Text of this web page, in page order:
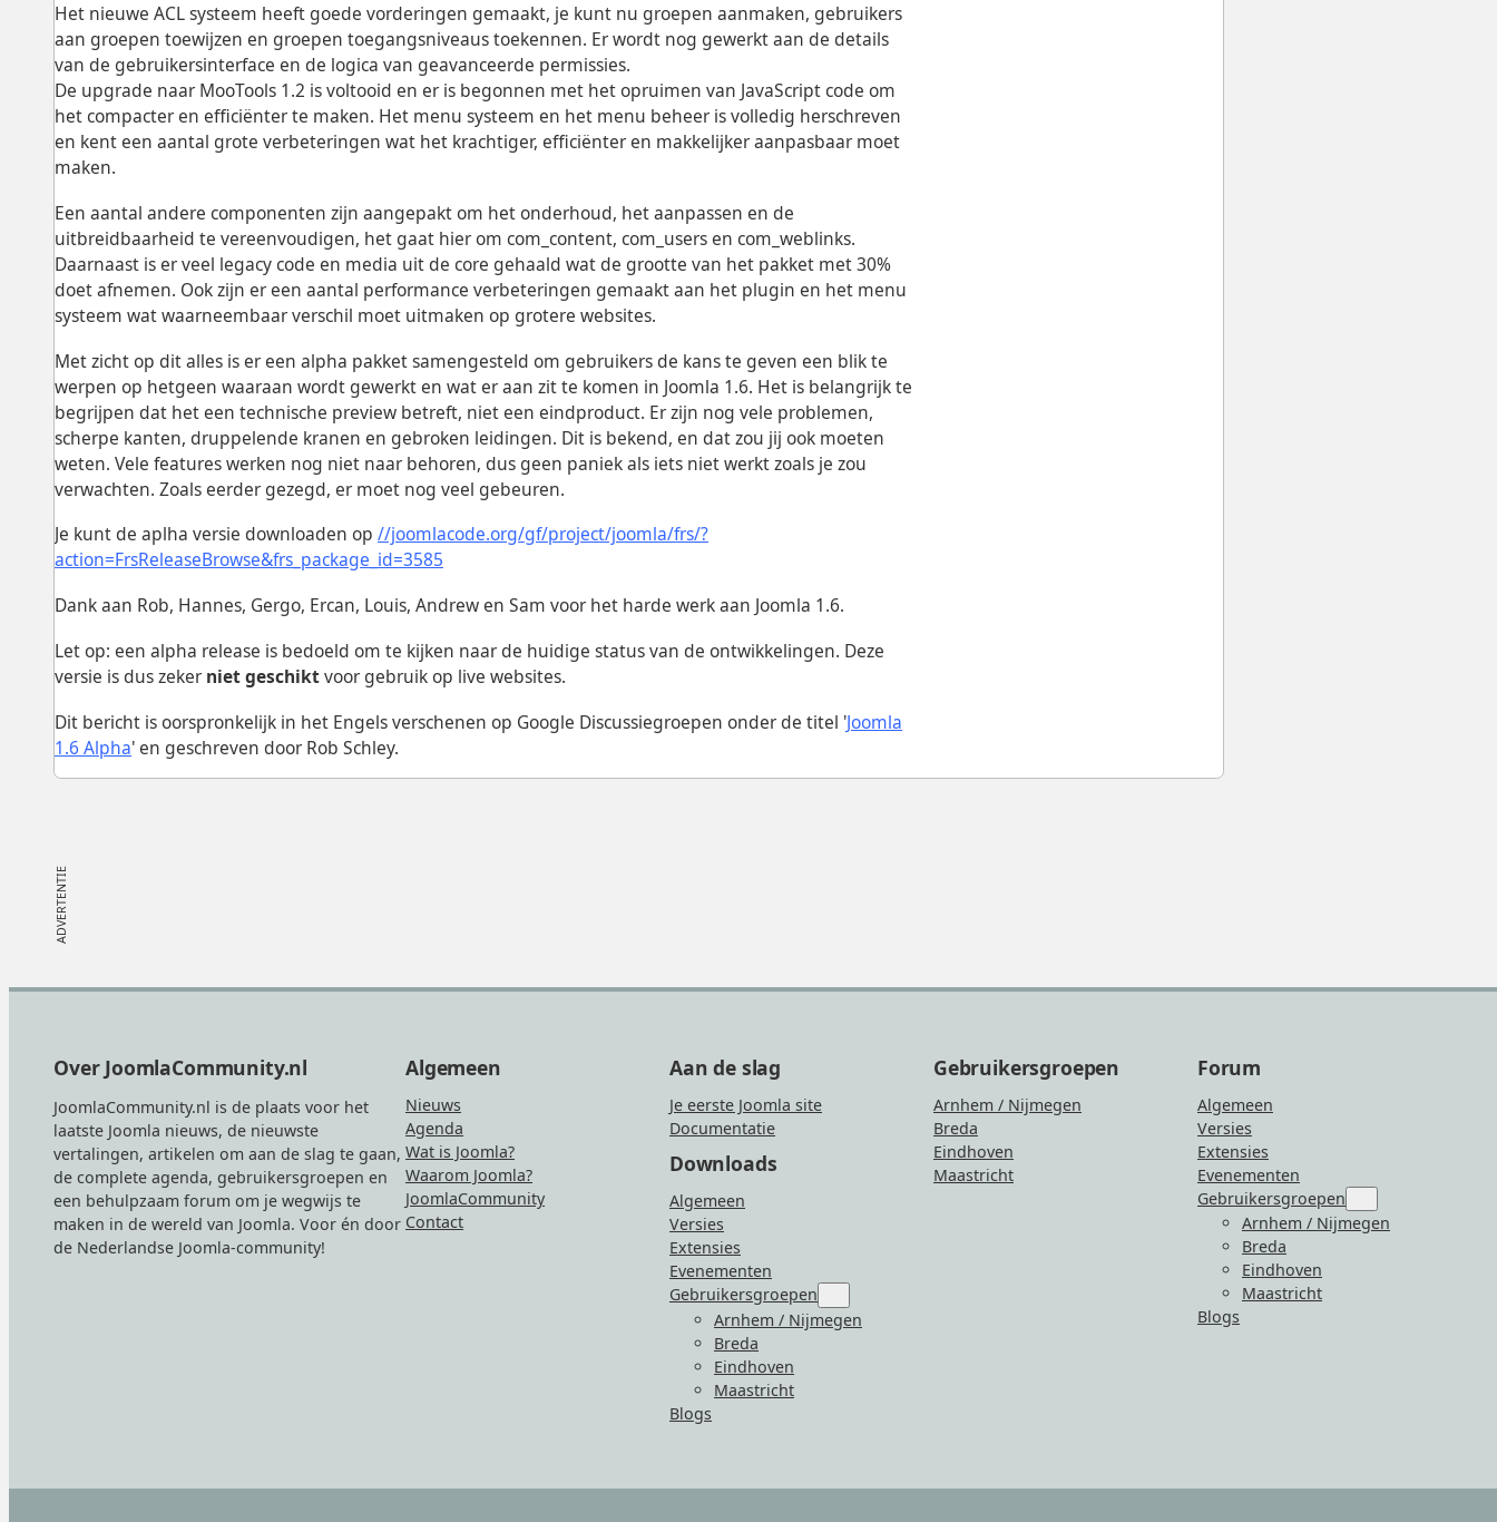
Het nieuwe ACL systeem heeft goede vorderingen gemaakt, je kunt nu groepen aanmaken, gebruikers
aan groepen toewijzen en groepen toegangsniveaus toekennen. Er wordt nog gewerkt aan de details
van de gebruikersinterface en de logica van geavanceerde permissies.
De upgrade naar MooTools 1.2 is voltooid en er is begonnen met het opruimen van JavaScript code om
het compacter en efficiënter te maken. Het menu systeem en het menu beheer is volledig herschreven
en kent een aantal grote verbeteringen wat het krachtiger, efficiënter en makkelijker aanpasbaar moet
maken.
Een aantal andere componenten zijn aangepakt om het onderhoud, het aanpassen en de
uitbreidbaarheid te vereenvoudigen, het gaat hier om com_content, com_users en com_weblinks.
Daarnaast is er veel legacy code en media uit de core gehaald wat de grootte van het pakket met 30%
doet afnemen. Ook zijn er een aantal performance verbeteringen gemaakt aan het plugin en het menu
systeem wat waarneembaar verschil moet uitmaken op grotere websites.
Met zicht op dit alles is er een alpha pakket samengesteld om gebruikers de kans te geven een blik te
werpen op hetgeen waaraan wordt gewerkt en wat er aan zit te komen in Joomla 1.6. Het is belangrijk te
begrijpen dat het een technische preview betreft, niet een eindproduct. Er zijn nog vele problemen,
scherpe kanten, druppelende kranen en gebroken leidingen. Dit is bekend, en dat zou jij ook moeten
weten. Vele features werken nog niet naar behoren, dus geen paniek als iets niet werkt zoals je zou
verwachten. Zoals eerder gezegd, er moet nog veel gebeuren.
Je kunt de aplha versie downloaden op//joomlacode.org/gf/project/joomla/frs/?
action=FrsReleaseBrowse&frs_package_id=3585
Dank aan Rob, Hannes, Gergo, Ercan, Louis, Andrew en Sam voor het harde werk aan Joomla 1.6.
Let op: een alpha release is bedoeld om te kijken naar de huidige status van de ontwikkelingen. Deze
versie is dus zeker niet geschiktvoor gebruik op live websites.
Dit bericht is oorspronkelijk in het Engels verschenen op Google Discussiegroepen onder de titel 'Joomla
1.6 Alpha' en geschreven door Rob Schley.
Over JoomlaCommunity.nl
JoomlaCommunity.nl is de plaats voor het
laatste Joomla nieuws, de nieuwste
vertalingen, artikelen om aan de slag te gaan,
de complete agenda, gebruikersgroepen en
een behulpzaam forum om je wegwijs te
maken in de wereld van Joomla. Voor én door
de Nederlandse Joomla-community!
Algemeen
Nieuws
Agenda
Wat is Joomla?
Waarom Joomla?
JoomlaCommunity
Contact
Aan de slag
Je eerste Joomla site
Documentatie
Downloads
Algemeen
Versies
Extensies
Evenementen
Gebruikersgroepen
for
“Gebruikersgroepen”
Arnhem / Nijmegen
Breda
Eindhoven
Maastricht
Blogs
Gebruikersgroepen
Arnhem / Nijmegen
Breda
Eindhoven
Maastricht
Forum
Algemeen
Versies
Extensies
Evenementen
Gebruikersgroepen
for
Arnhem / Nijmegen
Breda
Eindhoven
Maastricht
Blogs